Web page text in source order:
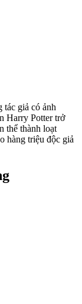
giả có ảnh
Harry Potter trở
thể thành loạt
hàng triệu độc giả